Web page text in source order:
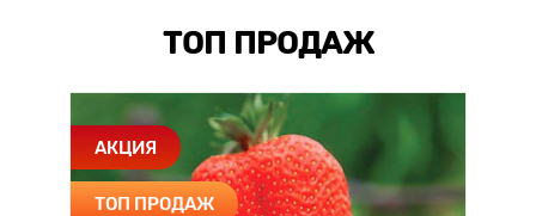
ТОП ПРОДАЖ
АКЦИЯ
ТОП ПРОДАЖ